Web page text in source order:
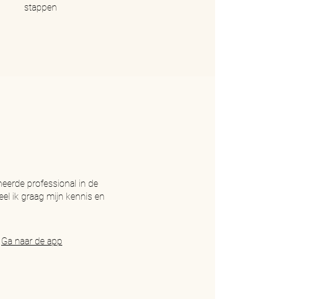
stappen
professional in de
ik graag mijn kennis en
Ga naar de app